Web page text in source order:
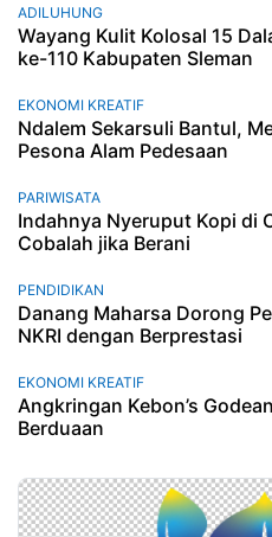
ADILUHUNG
Wayang Kulit Kolosal 15
ke-110 Kabupaten Sleman
EKONOMI KREATIF
Ndalem Sekarsuli Bantul,
Pesona Alam Pedesaan
PARIWISATA
Indahnya Nyeruput Kopi di
Cobalah jika Berani
PENDIDIKAN
Danang Maharsa Dorong
NKRI dengan Berprestasi
EKONOMI KREATIF
Angkringan Kebon’s
Berduaan